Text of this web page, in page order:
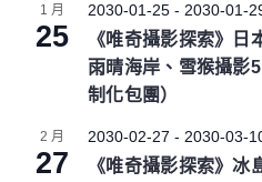
1 月
25
2030-01-25 - 2030-01-
《唯奇攝影探索》日
雨晴海岸、雪猴攝影
制化包團）
2 月
27
2030-02-27 - 2030-03-
《唯奇攝影探索》